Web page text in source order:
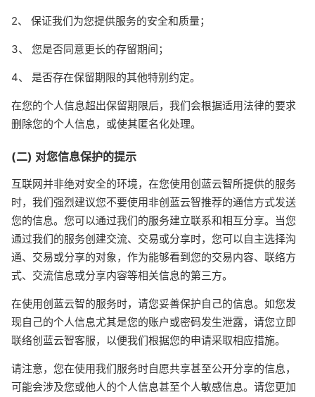
2、 保证我们为您提供服务的安全和质量；
3、 您是否同意更长的存留期间；
4、 是否存在保留期限的其他特别约定。
在您的个人信息超出保留期限后，我们会根据适用法律的要求
删除您的个人信息，或使其匿名化处理。
(二) 对您信息保护的提示
互联网并非绝对安全的环境，在您使用创蓝云智所提供的服务
时，我们强烈建议您不要使用非创蓝云智推荐的通信方式发送
您的信息。您可以通过我们的服务建立联系和相互分享。当您
通过我们的服务创建交流、交易或分享时，您可以自主选择沟
通、交易或分享的对象，作为能够看到您的交易内容、联络方
式、交流信息或分享内容等相关信息的第三方。
在使用创蓝云智的服务时，请您妥善保护自己的信息。如您发
现自己的个人信息尤其是您的账户或密码发生泄露，请您立即
联络创蓝云智客服，以便我们根据您的申请采取相应措施。
请注意，您在使用我们服务时自愿共享甚至公开分享的信息，
可能会涉及您或他人的个人信息甚至个人敏感信息。请您更加